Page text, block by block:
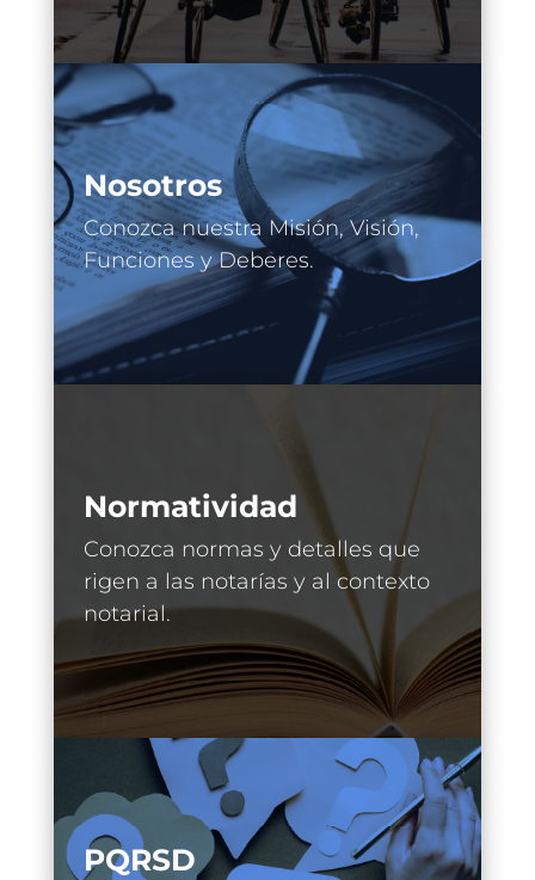
Nosotros
Conozca nuestra Misión, Visión,
Funciones y Deberes.
Normatividad
Conozca normas y detalles que
rigen a las notarías y al contexto
notarial.
PQRSD